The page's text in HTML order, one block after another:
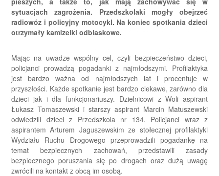
sytuacjach zagrożenia. Przedszkolaki mogły obejrzeć
radiowóz i policyjny motocykl. Na koniec spotkania dzieci
otrzymały kamizelki odblaskowe.
Mając na uwadze wspólny cel, czyli bezpieczeństwo dzieci,
policjanci prowadzą pogadanki z najmłodszymi. Profilaktyka
jest bardzo ważna od najmłodszych lat i procentuje w
przyszłości. Każde spotkanie jest bardzo ciekawe, zarówno dla
dzieci jak i dla funkcjonariuszy. Dzielnicowi z Woli aspirant
Łukasz Tomaszewski i starszy aspirant Marcin Matuszewski
odwiedzili dzieci z Przedszkola nr 134. Policjanci wraz z
aspirantem Arturem Jaguszewskim ze stołecznej profilaktyki
Wydziału Ruchu Drogowego przeprowadzili pogadankę na
temat bezpiecznych zachowań, przedstawili zasady
bezpiecznego poruszania się po drogach oraz dużą uwagę
zwrócili na kontakt z obcą im osobą.